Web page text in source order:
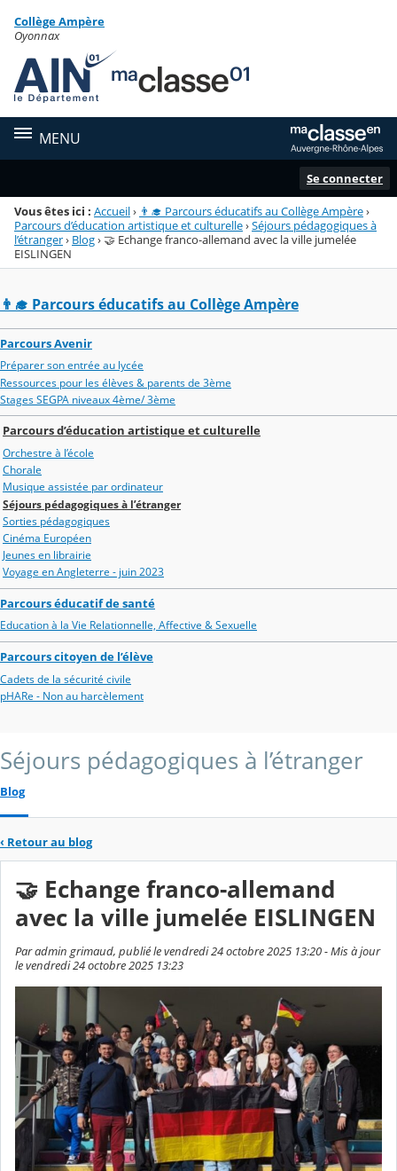
Menu de la rubrique
Contenu
Collège Ampère
Oyonnax
MENU
Se connecter
Vous êtes ici : Accueil› 👨‍🎓 Parcours éducatifs au Collège Ampère›
Parcours d’éducation artistique et culturelle›Séjours pédagogiques à
l’étranger› Blog›🤝 Echange franco-allemand avec la ville jumelée
EISLINGEN
👨‍🎓 Parcours éducatifs au Collège Ampère
Parcours Avenir
Préparer son entrée au lycée
Ressources pour les élèves & parents de 3ème
Stages SEGPA niveaux 4ème/ 3ème
Parcours d’éducation artistique et culturelle
Orchestre à l’école
Chorale
Musique assistée par ordinateur
Séjours pédagogiques à l’étranger
Sorties pédagogiques
Cinéma Européen
Jeunes en librairie
Voyage en Angleterre - juin 2023
Parcours éducatif de santé
Education à la Vie Relationnelle, Affective & Sexuelle
Parcours citoyen de l’élève
Cadets de la sécurité civile
pHARe - Non au harcèlement
Séjours pédagogiques à l’étranger
Blog
‹ Retour au blog
🤝 Echange franco-allemand
avec la ville jumelée EISLINGEN
Par admin grimaud, publié le vendredi 24 octobre 2025 13:20 - Mis à jour
le vendredi 24 octobre 2025 13:23